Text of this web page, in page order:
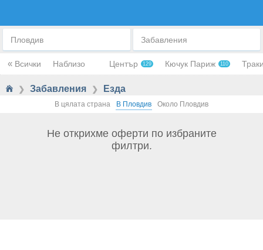
Пловдив Забавления
« Всички Наблизо Център 129 Кючук Париж 110
❯ Забавления ❯ Езда
В цялата страна В Пловдив Около Пловдив
Не открихме оферти по избраните
филтри.